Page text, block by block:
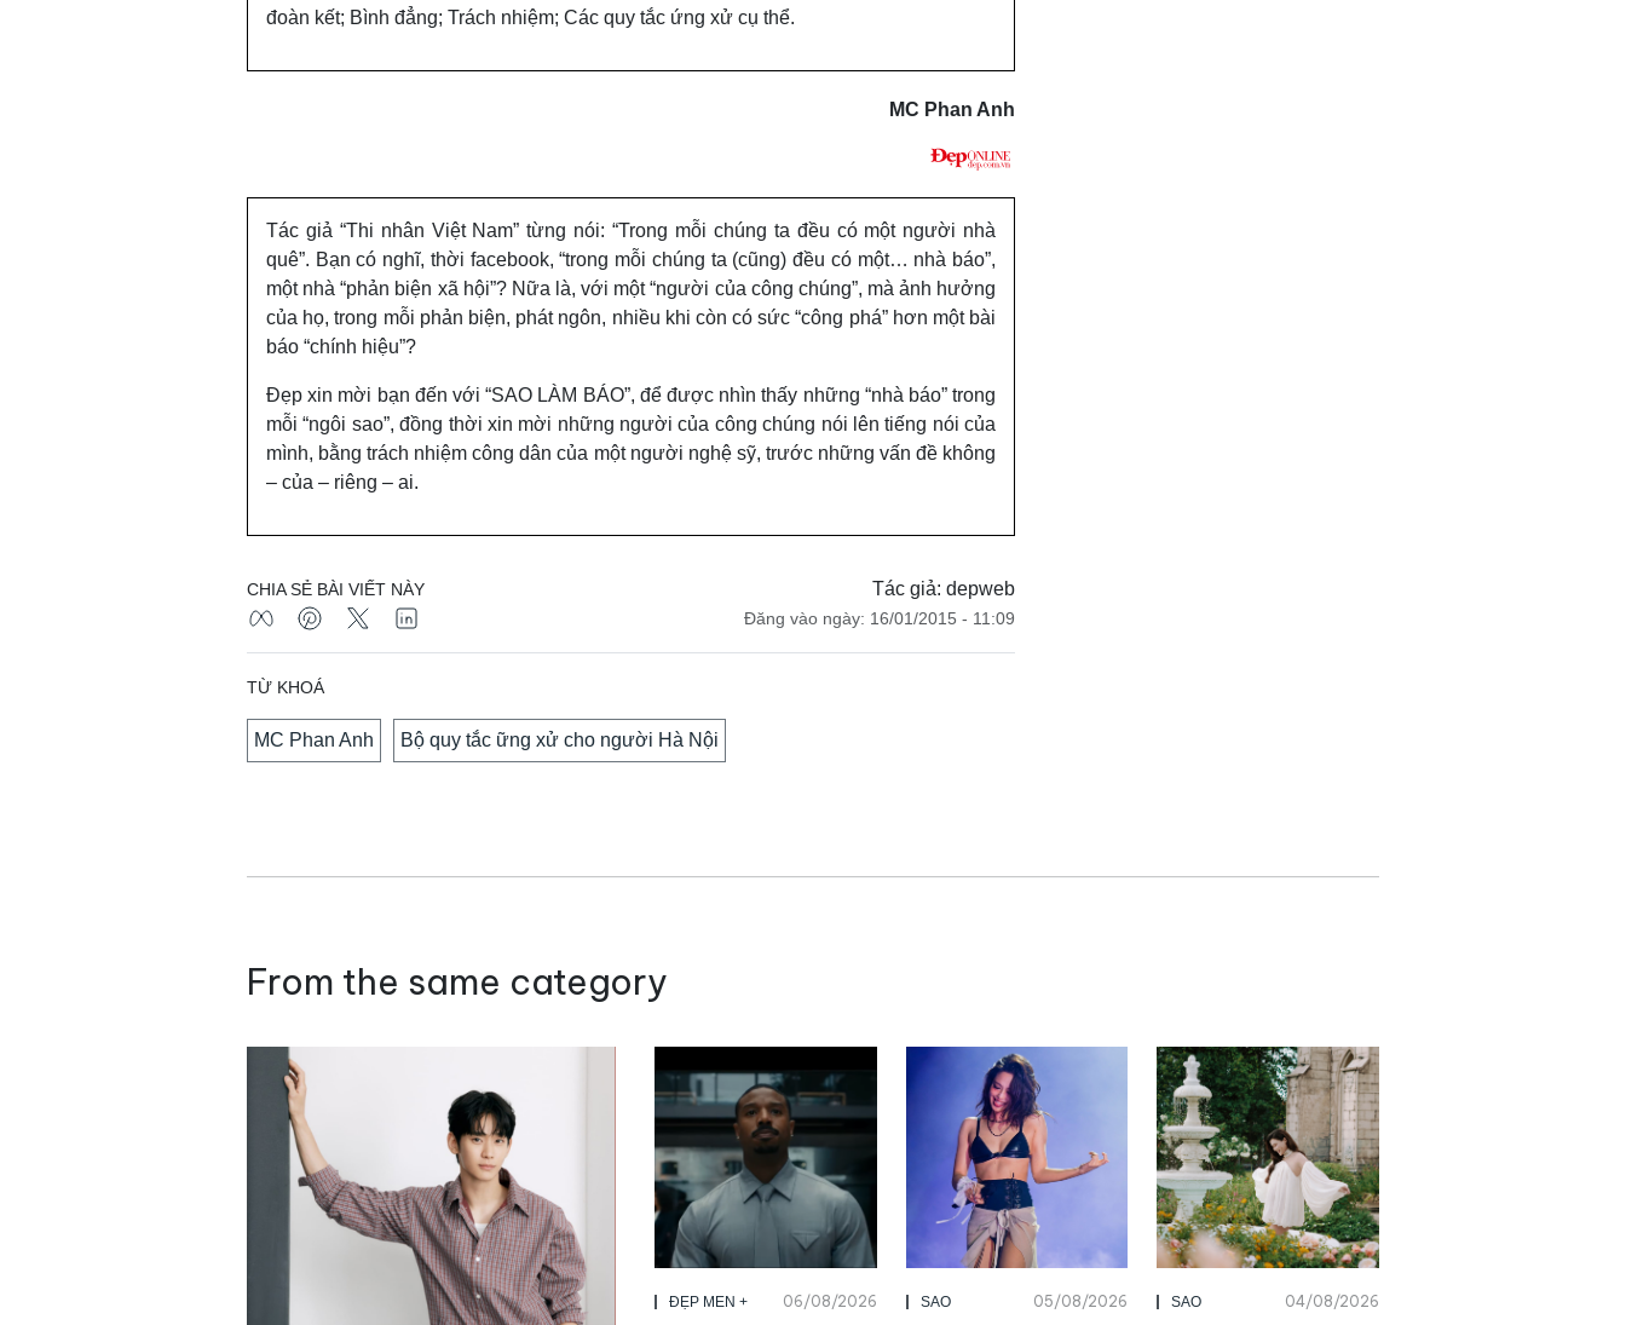
đoàn kết; Bình đẳng; Trách nhiệm; Các quy tắc ứng xử cụ thể.
MC Phan Anh
Tác giả “Thi nhân Việt Nam” từng nói: “Trong mỗi chúng ta đều có một người nhà
quê”. Bạn có nghĩ, thời facebook, “trong mỗi chúng ta (cũng) đều có một… nhà báo”,
một nhà “phản biện xã hội”? Nữa là, với một “người của công chúng”, mà ảnh hưởng
của họ, trong mỗi phản biện, phát ngôn, nhiều khi còn có sức “công phá” hơn một bài
báo “chính hiệu”?
Đẹp xin mời bạn đến với “SAO LÀM BÁO”, để được nhìn thấy những “nhà báo” trong
mỗi “ngôi sao”, đồng thời xin mời những người của công chúng nói lên tiếng nói của
mình, bằng trách nhiệm công dân của một người nghệ sỹ, trước những vấn đề không
– của – riêng – ai.
Tác giả: depweb
Đăng vào ngày: 16/01/2015 - 11:09
CHIA SẺ BÀI VIẾT NÀY
TỪ KHOÁ
MC Phan Anh Bộ quy tắc ững xử cho người Hà Nội
From the same category
ĐẸP MEN + 06/08/2026 SAO 05/08/2026 SAO 04/08/2026